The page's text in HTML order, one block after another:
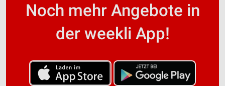
Noch mehr Angebote in
der weekli App!